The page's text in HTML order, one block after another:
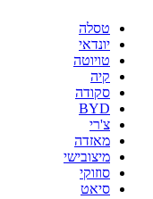
טסלה
יונדאי
טויוטה
קיה
סקודה
BYD
צ'רי
מאזדה
מיצובישי
סוזוקי
סיאט